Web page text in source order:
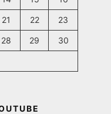
21 22 23
28 29 30